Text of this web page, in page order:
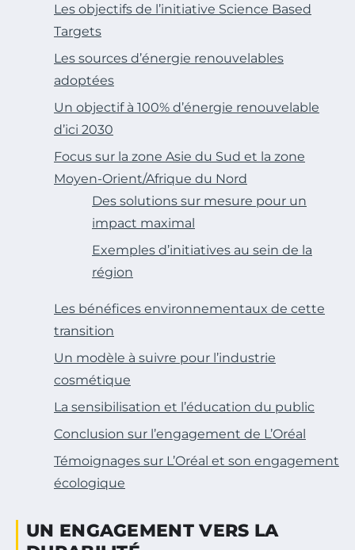
Les objectifs de l’initiative Science Based
Targets
Les sources d’énergie renouvelables
adoptées
Un objectif à 100% d’énergie renouvelable
d’ici 2030
Focus sur la zone Asie du Sud et la zone
Moyen-Orient/Afrique du Nord
Des solutions sur mesure pour un
impact maximal
Exemples d’initiatives au sein de la
région
Les bénéfices environnementaux de cette
transition
Un modèle à suivre pour l’industrie
cosmétique
La sensibilisation et l’éducation du public
Conclusion sur l’engagement de L’Oréal
Témoignages sur L’Oréal et son engagement
écologique
UN ENGAGEMENT VERS LA